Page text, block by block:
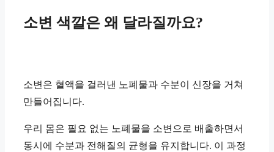
소변 색깔은 왜 달라질까요?
소변은 혈액을 걸러낸 노폐물과 수분이 신장을 거쳐
만들어집니다.
우리 몸은 필요 없는 노폐물을 소변으로 배출하면서
동시에 수분과 전해질의 균형을 유지합니다. 이 과정